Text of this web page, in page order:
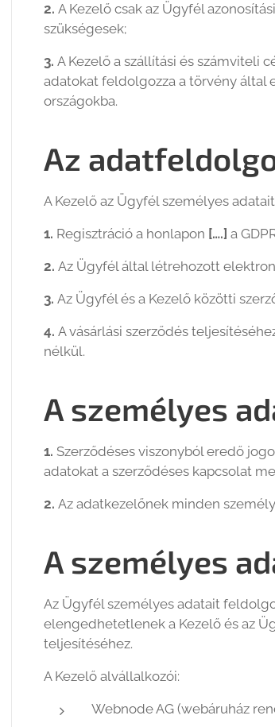
2. A Kezelő csak az Ügyfél
szükségesek;
3. A Kezelő a szállítási és számviteli
adatokat feldolgozza a törvény által
országokba.
Az
A Kezelő az Ügyfél személyes
1. Regisztráció a honlapon [….] a
2. Az Ügyfél által létrehozott
3. Az Ügyfél és a Kezelő közötti
4. A vásárlási szerződés
nélkül.
A személyes
1. Szerződéses viszonyból eredő
adatokat a szerződéses kapcsolat
2. Az adatkezelőnek minden
A személyes
Az Ügyfél személyes adatait
elengedhetetlenek a Kezelő és az
teljesítéséhez.
A Kezelő alvállalkozói:
Webnode AG (webáruház